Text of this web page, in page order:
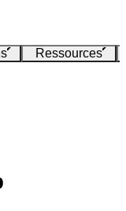
Ressources